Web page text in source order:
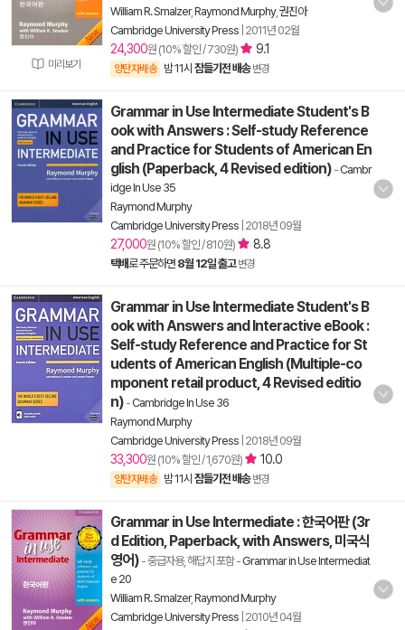
미리보기
William R. Smalzer,Raymond Murphy, 권진아
Cambridge University Press 2011년 02월
24,300원 (10% 할인 / 730원) 9.1
양탄자배송 밤 11시 잠들기전 배송 변경
Grammar in Use Intermediate Student's B
ook with Answers : Self-study Reference
and Practice for Students of American En
glish (Paperback, 4 Revised edition) -Cambr
idge In Use 35
Raymond Murphy
Cambridge University Press 2018년 09월
27,000원 (10% 할인 / 810원) 8.8
택배로 주문하면 8월 12일 출고 변경
Grammar in Use Intermediate Student's B
ook with Answers and Interactive eBook :
Self-study Reference and Practice for St
udents of American English (Multiple-co
mponent retail product, 4 Revised editio
n) -Cambridge In Use 36
Raymond Murphy
Cambridge University Press 2018년 09월
33,300원 (10% 할인 / 1,670원) 10.0
양탄자배송 밤 11시 잠들기전 배송 변경
Grammar in Use Intermediate : 한국어판 (3r
d Edition, Paperback, with Answers, 미국식
영어) - 중급자용, 해답지 포함-Grammar in Use Intermediat
e 20
William R. Smalzer,Raymond Murphy
Cambridge University Press 2010년 04월